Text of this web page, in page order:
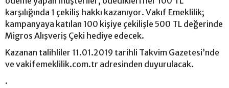
karşılığında 1 çekiliş hakkı kazanıyor. Vakıf Emeklilik;
kampanyaya katılan 100 kişiye çekilişle 500 TL değerinde
Migros Alışveriş Çeki hediye edecek.
Kazanan talihliler 11.01.2019 tarihli Takvim Gazetesi’nde
ve vakifemeklilik.com.tr adresinden duyurulacak.
.